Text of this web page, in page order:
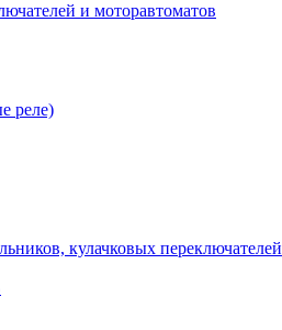
и моторавтоматов
реле)
кулачковых переключателей